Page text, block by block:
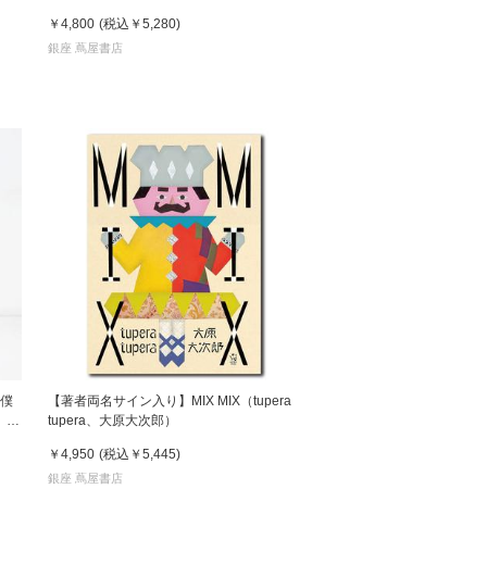
￥4,800 (税込 ￥5,280)
銀座 蔦屋書店
鈴
【著者両名サイン入り】MIX MIX（tupera
tupera、大原大次郎）
￥4,950 (税込 ￥5,445)
銀座 蔦屋書店